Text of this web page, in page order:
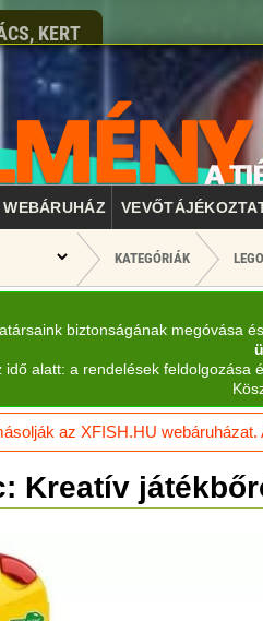
KERT
WEBÁRUHÁZ
KATEGÓRIÁK LEGO
biztonságának megóvása
idő alatt: a rendelések feldolgozása
az XFISH.HU
Kreatív